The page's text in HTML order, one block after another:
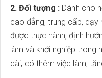
2. Đối tượng : Dành cho
cao đẳng, trung cấp,
được thực hành, định
làm và khởi nghiệp trong
dài, có thêm việc làm,